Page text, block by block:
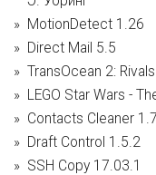
MotionDetect 1.26
Direct Mail 5.5
TransOcean 2: Rivals
LEGO Star Wars -
Contacts Cleaner
Draft Control 1.5.2
SSH Copy 17.03.1